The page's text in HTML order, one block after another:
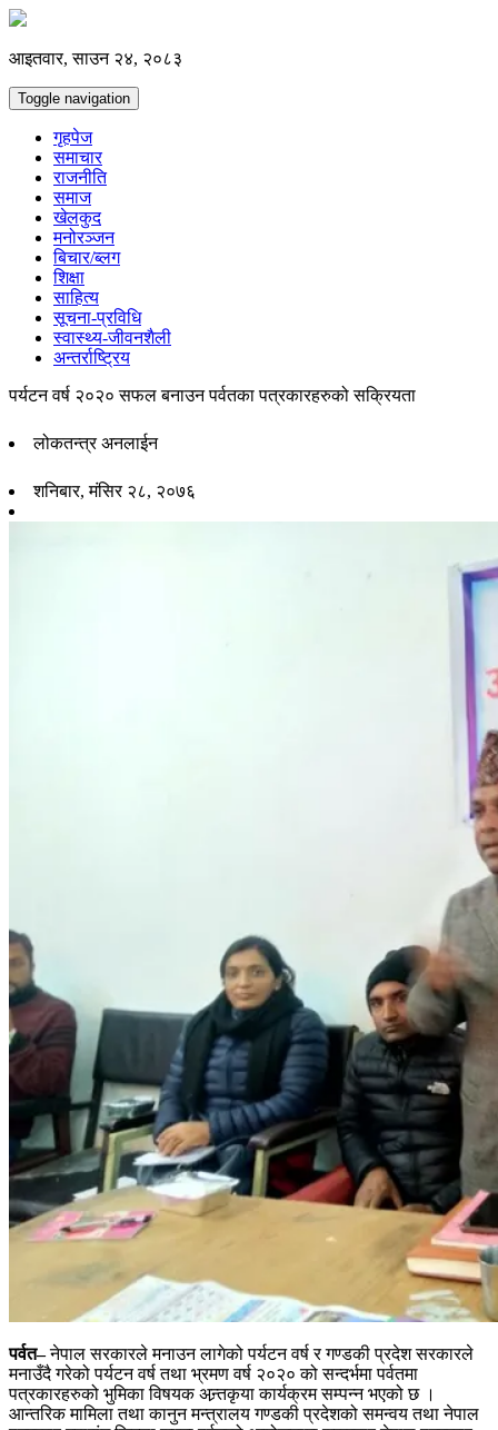
आइतवार, साउन २४, २०८३
Toggle navigation
गृहपेज
समाचार
राजनीति
समाज
खेलकुद
मनोरञ्जन
बिचार/ब्लग
शिक्षा
साहित्य
सूचना-प्रविधि
स्वास्थ्य-जीवनशैली
अन्तर्राष्ट्रिय
पर्यटन वर्ष २०२० सफल बनाउन पर्वतका पत्रकारहरुको सक्रियता
लोकतन्त्र अनलाईन
शनिबार, मंसिर २८, २०७६
पर्वत–नेपाल सरकारले मनाउन लागेको पर्यटन वर्ष र गण्डकी प्रदेश सरकारले
मनाउँदै गरेको पर्यटन वर्ष तथा भ्रमण वर्ष २०२० को सन्दर्भमा पर्वतमा
पत्रकारहरुको भुमिका विषयक अन्र्तकृया कार्यक्रम सम्पन्न भएको छ ।
आन्तरिक मामिला तथा कानुन मन्त्रालय गण्डकी प्रदेशको समन्वय तथा नेपाल